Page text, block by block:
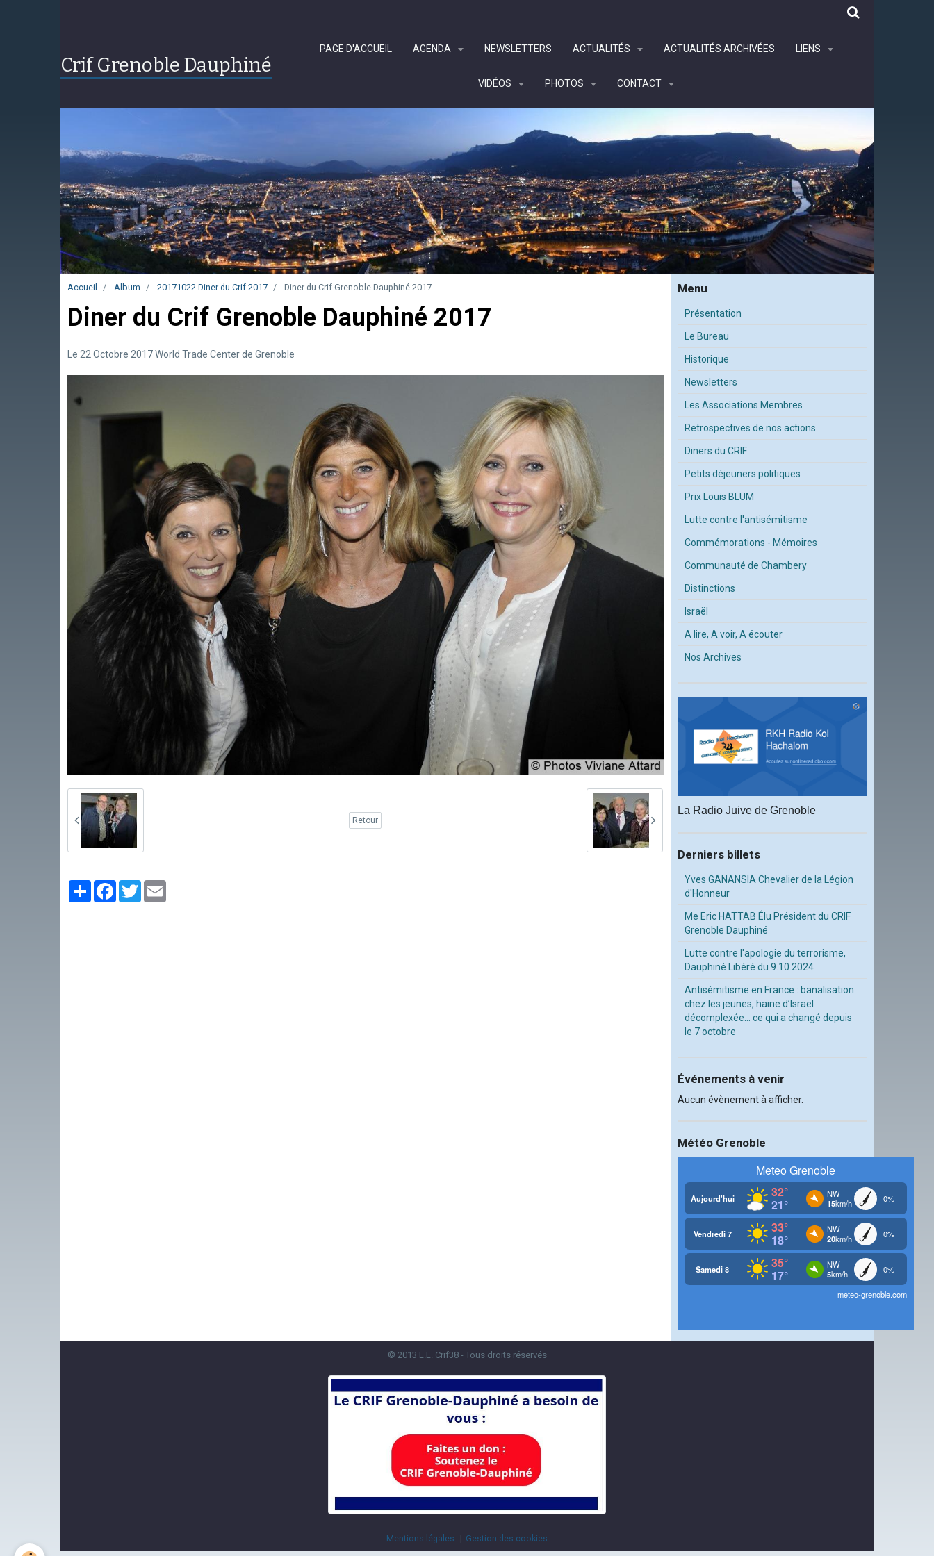
Crif Grenoble Dauphiné
PAGE D'ACCUEIL AGENDA NEWSLETTERS ACTUALITÉS ACTUALITÉS ARCHIVÉES LIENS
VIDÉOS PHOTOS CONTACT
Accueil Album 20171022 Diner du Crif 2017 Diner du Crif Grenoble Dauphiné 2017
Diner du Crif Grenoble Dauphiné 2017
Le 22 Octobre 2017 World Trade Center de Grenoble
Retour
PartagerFacebook
Twitter
Menu
Présentation
Le Bureau
Historique
Newsletters
Les Associations Membres
Retrospectives de nos actions
Diners du CRIF
Petits déjeuners politiques
Prix Louis BLUM
Lutte contre l'antisémitisme
Commémorations - Mémoires
Communauté de Chambery
Distinctions
Israël
A lire, A voir, A écouter
Nos Archives
La Radio Juive de Grenoble
Derniers billets
Yves GANANSIA Chevalier de la Légion
d'Honneur
Me Eric HATTAB Élu Président du CRIF
Grenoble Dauphiné
Lutte contre l'apologie du terrorisme,
Dauphiné Libéré du 9.10.2024
Antisémitisme en France : banalisation
chez les jeunes, haine d’Israël
décomplexée… ce qui a changé depuis
le 7 octobre
Événements à venir
Aucun évènement à afficher.
Météo Grenoble
© 2013 L.L. Crif38 - Tous droits réservés
Mentions légales Gestion des cookies